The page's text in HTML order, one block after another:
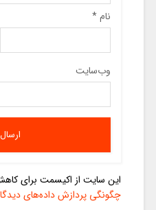
نام*
وب‌سایت
این سایت از اکیسمت برای
چگونگی پردازش داده‌های